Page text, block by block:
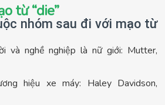
từ “die”
nhóm sau đi với mạo từ
và nghề nghiệp là nữ giới: Mutter,
hiệu xe máy: Haley Davidson,